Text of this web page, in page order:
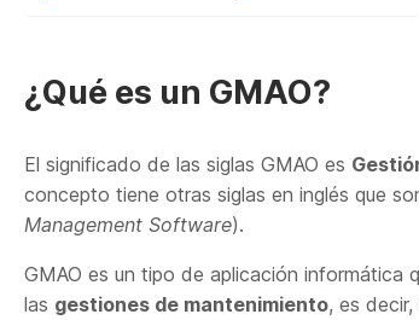
¿Qué es un GMAO?
El significado de las siglas GMAO es
concepto tiene otras siglas en inglés que
Management Software).
GMAO es un tipo de aplicación informática
las gestiones de mantenimiento, es